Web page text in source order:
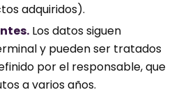
adquiridos).
Los datos siguen
y pueden ser tratados
por el responsable, que
a varios años.